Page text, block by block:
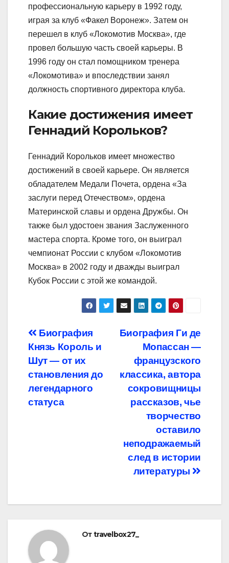
профессиональную карьеру в 1992 году,
играя за клуб «Факел Воронеж». Затем он
перешел в клуб «Локомотив Москва», где
провел большую часть своей карьеры. В
1996 году он стал помощником тренера
«Локомотива» и впоследствии занял
должность спортивного директора клуба.
Какие достижения имеет
Геннадий Корольков?
Геннадий Корольков имеет множество
достижений в своей карьере. Он является
обладателем Медали Почета, ордена «За
заслуги перед Отечеством», ордена
Материнской славы и ордена Дружбы. Он
также был удостоен звания Заслуженного
мастера спорта. Кроме того, он выиграл
чемпионат России с клубом «Локомотив
Москва» в 2002 году и дважды выиграл
Кубок России с этой же командой.
Навигация
по
записям
Биография Ги де
Мопассан —
французского
классика, автора
сокровищницы
рассказов, чье
творчество
оставило
неподражаемый
след в истории
литературы
Биография
Князь Король и
Шут — от их
становления до
легендарного
статуса
Отtravelbox27_